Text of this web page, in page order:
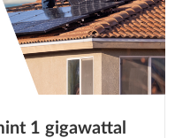
1 gigawattal